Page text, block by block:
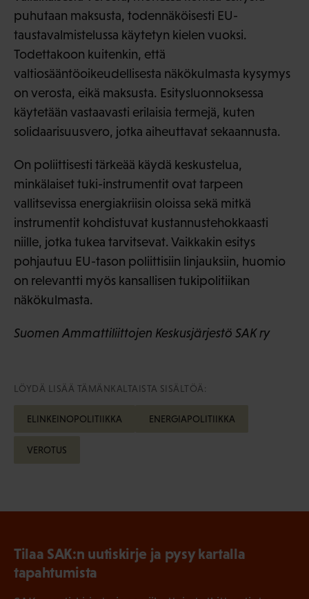
puhutaan maksusta, todennäköisesti EU-
taustavalmistelussa käytetyn kielen vuoksi.
Todettakoon kuitenkin, että
valtiosääntöoikeudellisesta näkökulmasta kysymys
on verosta, eikä maksusta. Esitysluonnoksessa
käytetään vastaavasti erilaisia termejä, kuten
solidaarisuusvero, jotka aiheuttavat sekaannusta.
On poliittisesti tärkeää käydä keskustelua,
minkälaiset tuki-instrumentit ovat tarpeen
vallitsevissa energiakriisin oloissa sekä mitkä
instrumentit kohdistuvat kustannustehokkaasti
niille, jotka tukea tarvitsevat. Vaikkakin esitys
pohjautuu EU-tason poliittisiin linjauksiin, huomio
on relevantti myös kansallisen tukipolitiikan
näkökulmasta.
Suomen Ammattiliittojen Keskusjärjestö SAK ry
LÖYDÄ LISÄÄ TÄMÄNKALTAISTA SISÄLTÖÄ:
ELINKEINOPOLITIIKKA ENERGIAPOLITIIKKA
VEROTUS
Tilaa SAK:n uutiskirje ja pysy kartalla
tapahtumista